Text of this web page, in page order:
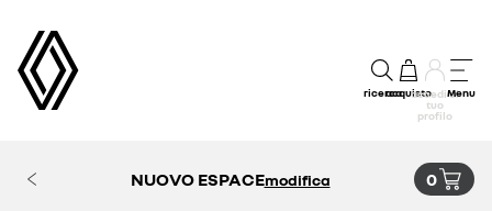
ricercaacquistoaccedi al
tuo
profilo
Menu
NUOVO ESPACEmodifica 0